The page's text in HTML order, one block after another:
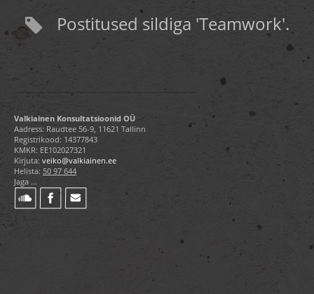
Postitused sildiga 'Teamwork'.
Valkiainen Konsultatsioonid OÜ
Aadress: Raudtee 56-9, 11621 Tallinn
Registrikood: 14377843
KMKR: EE102027321
Kirjuta: veiko@valkiainen.ee
Helista: 50 97 644
Jaga ...